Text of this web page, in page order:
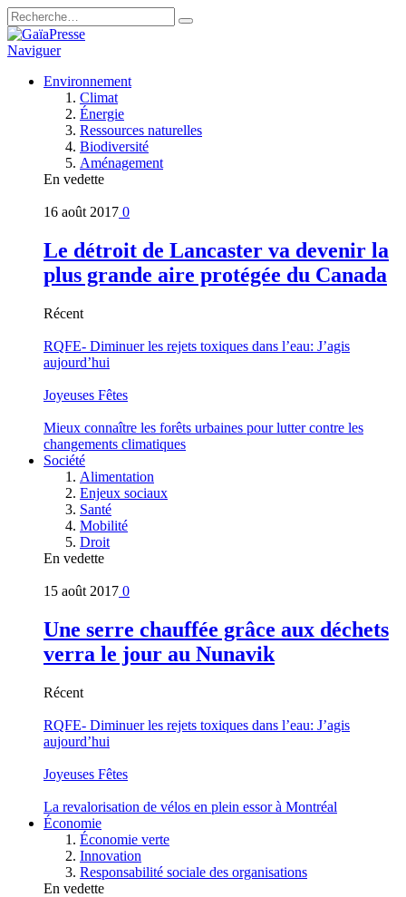
Naviguer
Environnement
Climat
Énergie
Ressources naturelles
Biodiversité
Aménagement
En vedette
16 août 2017 0
Le détroit de Lancaster va devenir la
plus grande aire protégée du Canada
Récent
RQFE- Diminuer les rejets toxiques dans l’eau: J’agis
aujourd’hui
Joyeuses Fêtes
Mieux connaître les forêts urbaines pour lutter contre les
changements climatiques
Société
Alimentation
Enjeux sociaux
Santé
Mobilité
Droit
En vedette
15 août 2017 0
Une serre chauffée grâce aux déchets
verra le jour au Nunavik
Récent
RQFE- Diminuer les rejets toxiques dans l’eau: J’agis
aujourd’hui
Joyeuses Fêtes
La revalorisation de vélos en plein essor à Montréal
Économie
Économie verte
Innovation
Responsabilité sociale des organisations
En vedette